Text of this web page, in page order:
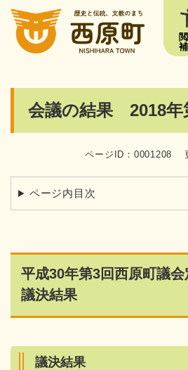
メニューを飛ばして
会議の結果 2018年
ページID：0001208
ページ内目次
平成30年第3回西原町議
議決結果
議決結果